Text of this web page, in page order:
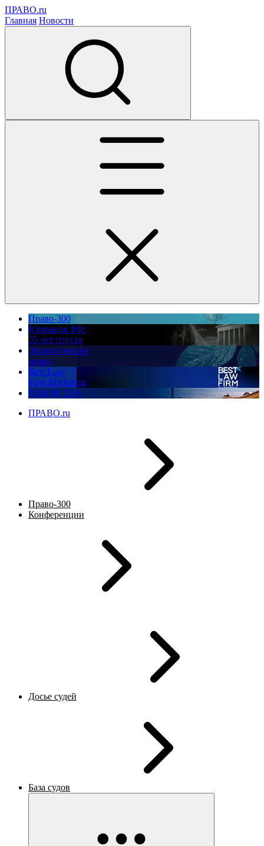
ПРАВО.ru
Главная Новости
Право-300
Юррынок РФ:
35 лет спустя
Экологическое
право
Best Law
Firm Marketing
ПМЮФ 2026
ПРАВО.ru
Право-300
Конференции
Досье судей
База судов